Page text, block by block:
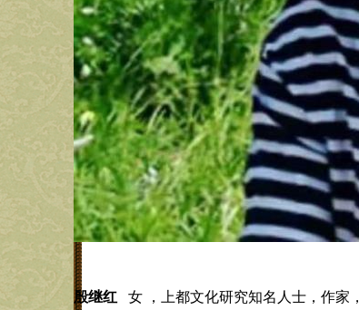
殷继红
女 ，上都文化研究知名人士，作家